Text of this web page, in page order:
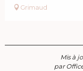
Grimaud
Mis à
par